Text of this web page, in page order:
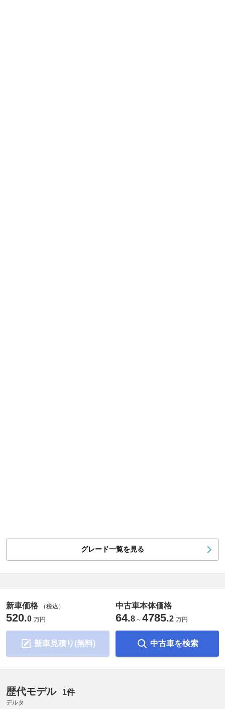
グレード一覧を見る
新車価格 （税込）
520.0 万円
新車見積り(無料)
中古車本体価格
64.8 ～ 4785.2 万円
中古車を検索
歴代モデル 1件
デルタ